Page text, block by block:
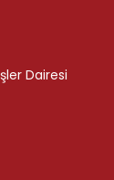
Dairesi